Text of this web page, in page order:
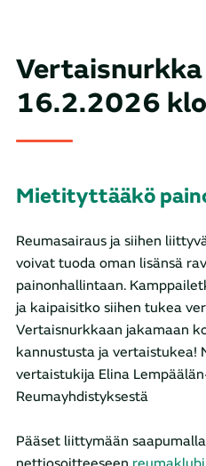
16.2.2026
Mietityttääkö
Reumasairaus ja siihen
voivat tuoda oman lisänsä
painonhallintaan.
ja kaipaisitko siihen tukea
Vertaisnurkkaan jakamaan
kannustusta ja vertaistukea!
vertaistukija Elina
Reumayhdistyksestä
Pääset liittymään